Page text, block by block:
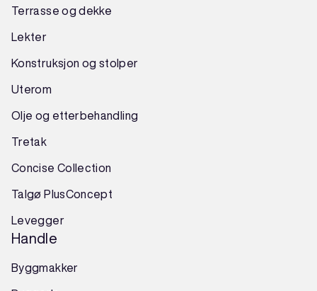
Terrasse og dekke
Lekter
Konstruksjon og stolper
Uterom
Olje og etterbehandling
Tretak
Concise Collection
Talgø PlusConcept
Levegger
Handle
Byggmakker